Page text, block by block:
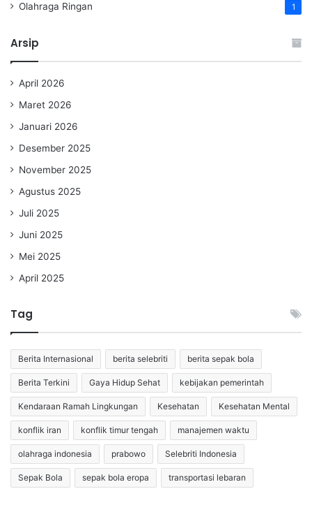
Olahraga Ringan 1
Arsip
April 2026
Maret 2026
Januari 2026
Desember 2025
November 2025
Agustus 2025
Juli 2025
Juni 2025
Mei 2025
April 2025
Tag
Berita Internasional berita selebriti berita sepak bola
Berita Terkini Gaya Hidup Sehat kebijakan pemerintah
Kendaraan Ramah Lingkungan Kesehatan Kesehatan Mental
konflik iran konflik timur tengah manajemen waktu
olahraga indonesia prabowo Selebriti Indonesia
Sepak Bola sepak bola eropa transportasi lebaran